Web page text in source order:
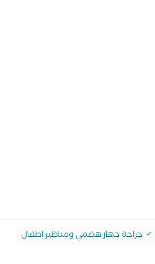
جراحة جهاز هضمي ومناظير اطفال